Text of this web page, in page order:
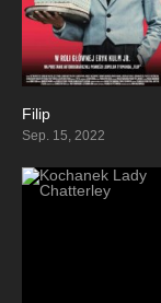
Filip
Sep. 15, 2022